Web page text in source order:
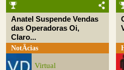
Anatel Suspende Vendas
das Operadoras Oi,
Claro...
NotÃ­cias
Virtual